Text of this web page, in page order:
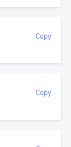
Copy
Copy